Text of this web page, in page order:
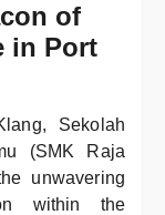
of
in Port
Sekolah
(SMK Raja
unwavering
within the